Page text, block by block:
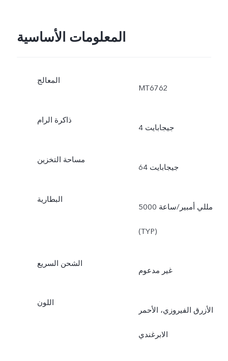
المعلومات الأساسية
المعالج
MT6762
ذاكرة الرام
4 جيجابايت
مساحة التخزين
64 جيجابايت
البطارية
5000 مللي أمبير/ساعة
(TYP)
الشحن السريع
غير مدعوم
اللون
الأزرق الفيروزي، الأحمر
الابرغندي